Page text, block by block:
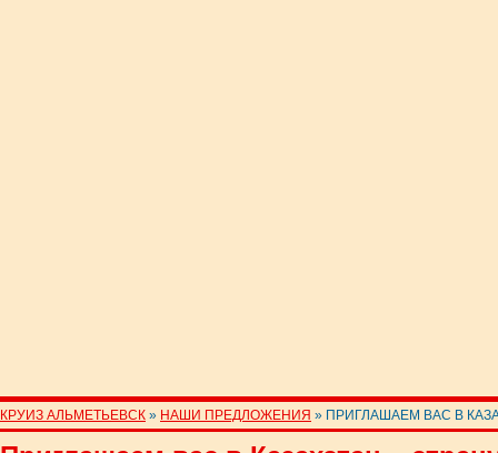
КРУИЗ АЛЬМЕТЬЕВСК » НАШИ ПРЕДЛОЖЕНИЯ » ПРИГЛАШАЕМ ВАС В